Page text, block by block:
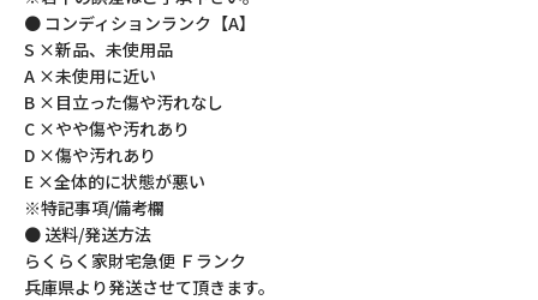
● コンディションランク【A】
S ×新品、未使用品
A ×未使用に近い
B ×目立った傷や汚れなし
C ×やや傷や汚れあり
D ×傷や汚れあり
E ×全体的に状態が悪い
※特記事項/備考欄
● 送料/発送方法
らくらく家財宅急便 Ｆランク
兵庫県より発送させて頂きます。